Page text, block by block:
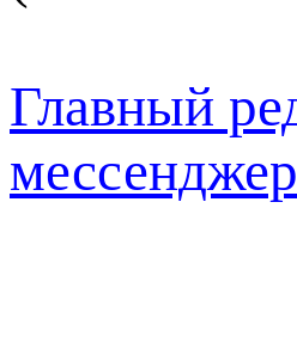
Главный